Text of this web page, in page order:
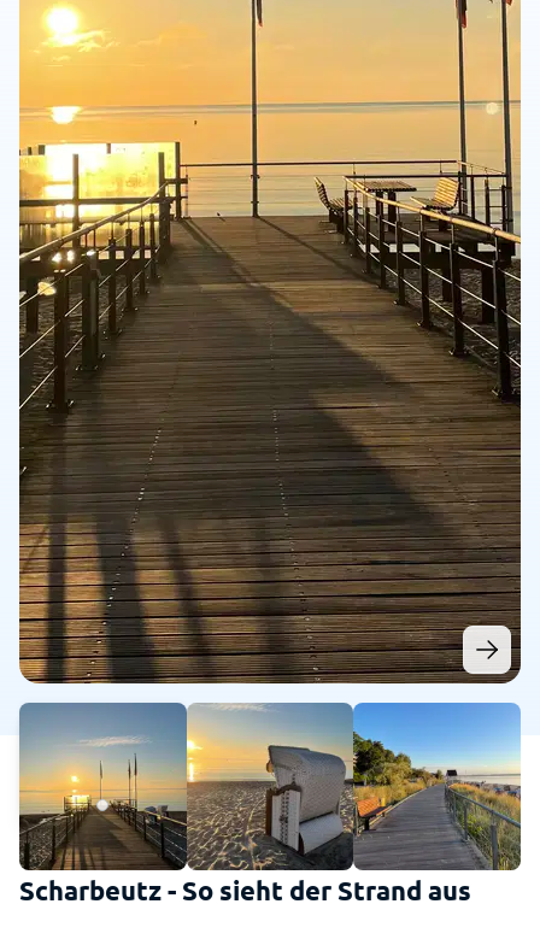
Scharbeutz - So sieht der Strand aus